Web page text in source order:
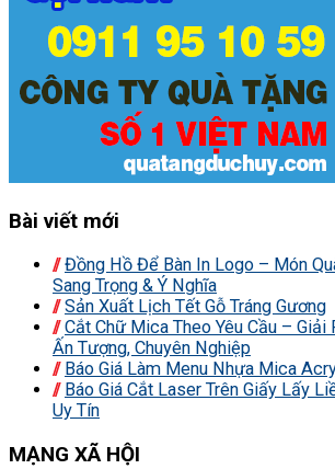
Bài viết mới
Đồng Hồ Để Bàn In Logo – Món
Sang Trọng & Ý Nghĩa
Sản Xuất Lịch Tết Gỗ Tráng Gương
Cắt Chữ Mica Theo Yêu Cầu – Giải
Ấn Tượng, Chuyên Nghiệp
Báo Giá Làm Menu Nhựa Mica
Báo Giá Cắt Laser Trên Giấy Lấy
Uy Tín
MẠNG XÃ HỘI